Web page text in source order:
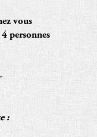
vous
personnes
: